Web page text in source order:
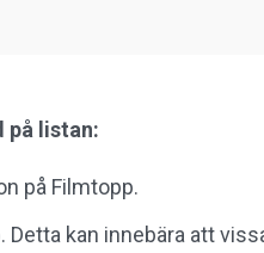
på listan:
på Filmtopp.
Detta kan innebära att